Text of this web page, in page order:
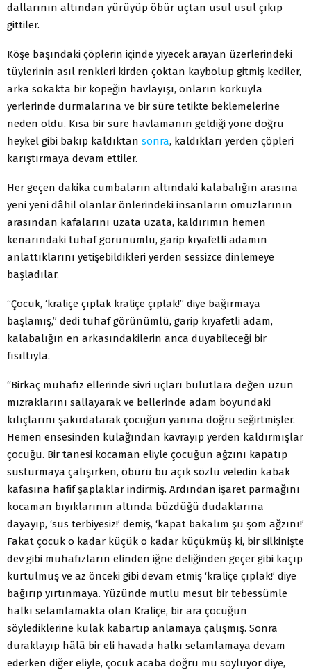
dallarının altından yürüyüp öbür uçtan usul usul çıkıp
gittiler.
Köşe başındaki çöplerin içinde yiyecek arayan üzerlerindeki
tüylerinin asıl renkleri kirden çoktan kaybolup gitmiş kediler,
arka sokakta bir köpeğin havlayışı, onların korkuyla
yerlerinde durmalarına ve bir süre tetikte beklemelerine
neden oldu. Kısa bir süre havlamanın geldiği yöne doğru
heykel gibi bakıp kaldıktan sonra, kaldıkları yerden çöpleri
karıştırmaya devam ettiler.
Her geçen dakika cumbaların altındaki kalabalığın arasına
yeni yeni dâhil olanlar önlerindeki insanların omuzlarının
arasından kafalarını uzata uzata, kaldırımın hemen
kenarındaki tuhaf görünümlü, garip kıyafetli adamın
anlattıklarını yetişebildikleri yerden sessizce dinlemeye
başladılar.
“Çocuk, ‘kraliçe çıplak kraliçe çıplak!” diye bağırmaya
başlamış,” dedi tuhaf görünümlü, garip kıyafetli adam,
kalabalığın en arkasındakilerin anca duyabileceği bir
fısıltıyla.
“Birkaç muhafız ellerinde sivri uçları bulutlara değen uzun
mızraklarını sallayarak ve bellerinde adam boyundaki
kılıçlarını şakırdatarak çocuğun yanına doğru seğirtmişler.
Hemen ensesinden kulağından kavrayıp yerden kaldırmışlar
çocuğu. Bir tanesi kocaman eliyle çocuğun ağzını kapatıp
susturmaya çalışırken, öbürü bu açık sözlü veledin kabak
kafasına hafif şaplaklar indirmiş. Ardından işaret parmağını
kocaman bıyıklarının altında büzdüğü dudaklarına
dayayıp, ‘sus terbiyesiz!’ demiş, ‘kapat bakalım şu şom ağzını!’
Fakat çocuk o kadar küçük o kadar küçükmüş ki, bir silkinişte
dev gibi muhafızların elinden iğne deliğinden geçer gibi kaçıp
kurtulmuş ve az önceki gibi devam etmiş ‘kraliçe çıplak!’ diye
bağırıp yırtınmaya. Yüzünde mutlu mesut bir tebessümle
halkı selamlamakta olan Kraliçe, bir ara çocuğun
söylediklerine kulak kabartıp anlamaya çalışmış. Sonra
duraklayıp hâlâ bir eli havada halkı selamlamaya devam
ederken diğer eliyle, çocuk acaba doğru mu söylüyor diye,